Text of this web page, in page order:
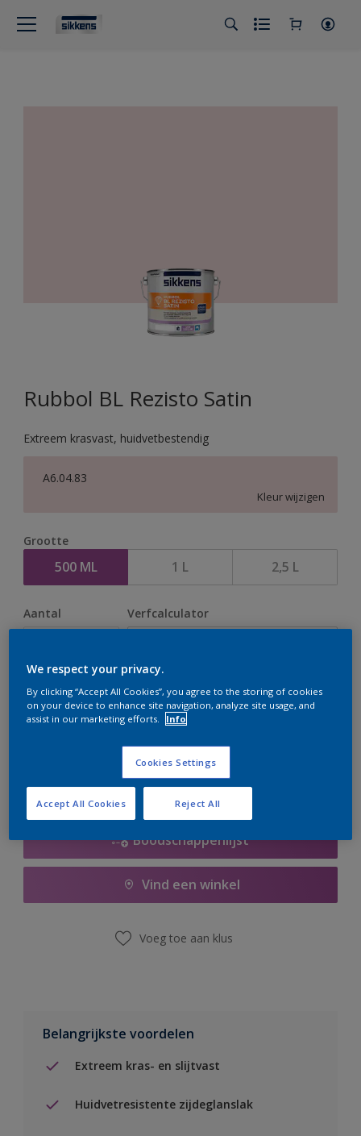
Rubbol BL Rezisto Satin
Extreem krasvast, huidvetbestendig
A6.04.83
Kleur wijzigen
Grootte
500 ML 1 L 2,5 L
Aantal Verfcalculator
Op dit moment is het niet mogelijk dit product online
te bestellen. Houd de website in de gaten, we werken
Boodschappenlijst
Vind een winkel
Voeg toe aan klus
Belangrijkste voordelen
Extreem kras- en slijtvast
Huidvetresistente zijdeglanslak
We respect your privacy.
By clicking “Accept All Cookies”, you agree to the storing of cookies
on your device to enhance site navigation, analyze site usage, and
assist in our marketing efforts.
Info
Cookies Settings
Reject All
Accept All Cookies